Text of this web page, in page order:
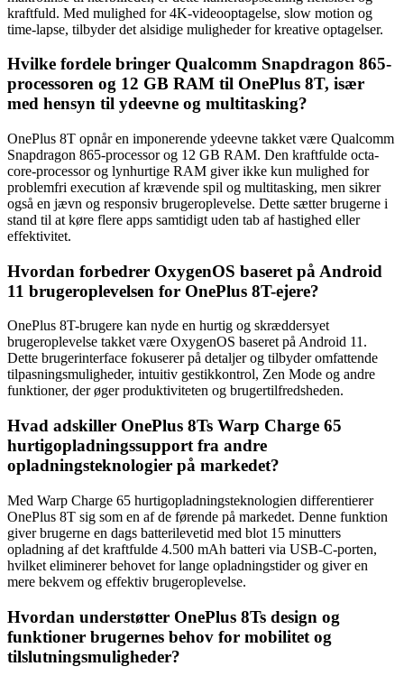
kraftfuld. Med mulighed for 4K-videooptagelse, slow motion og
time-lapse, tilbyder det alsidige muligheder for kreative optagelser.
Hvilke fordele bringer Qualcomm Snapdragon 865-
processoren og 12 GB RAM til OnePlus 8T, især
med hensyn til ydeevne og multitasking?
OnePlus 8T opnår en imponerende ydeevne takket være Qualcomm
Snapdragon 865-processor og 12 GB RAM. Den kraftfulde octa-
core-processor og lynhurtige RAM giver ikke kun mulighed for
problemfri execution af krævende spil og multitasking, men sikrer
også en jævn og responsiv brugeroplevelse. Dette sætter brugerne i
stand til at køre flere apps samtidigt uden tab af hastighed eller
effektivitet.
Hvordan forbedrer OxygenOS baseret på Android
11 brugeroplevelsen for OnePlus 8T-ejere?
OnePlus 8T-brugere kan nyde en hurtig og skræddersyet
brugeroplevelse takket være OxygenOS baseret på Android 11.
Dette brugerinterface fokuserer på detaljer og tilbyder omfattende
tilpasningsmuligheder, intuitiv gestikkontrol, Zen Mode og andre
funktioner, der øger produktiviteten og brugertilfredsheden.
Hvad adskiller OnePlus 8Ts Warp Charge 65
hurtigopladningssupport fra andre
opladningsteknologier på markedet?
Med Warp Charge 65 hurtigopladningsteknologien differentierer
OnePlus 8T sig som en af de førende på markedet. Denne funktion
giver brugerne en dags batterilevetid med blot 15 minutters
opladning af det kraftfulde 4.500 mAh batteri via USB-C-porten,
hvilket eliminerer behovet for lange opladningstider og giver en
mere bekvem og effektiv brugeroplevelse.
Hvordan understøtter OnePlus 8Ts design og
funktioner brugernes behov for mobilitet og
tilslutningsmuligheder?